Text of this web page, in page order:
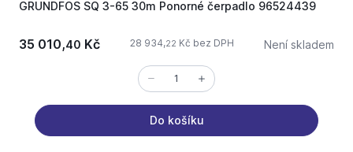
GRUNDFOS SQ 3-65 30m Ponorné čerpadlo 96524439
35 010,40 Kč 28 934,22 Kč bez DPH Není skladem
Do košíku